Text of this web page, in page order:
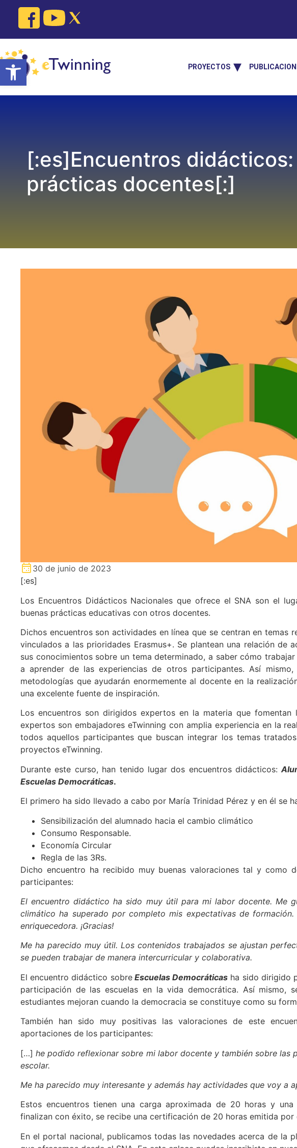
Open toolbar
content
PROYECTOS
[:es]Encuentros
prácticas docentes[:]
30 de junio de 2023
[:es]
Los Encuentros Didácticos Nacionales que ofrece el SNA son el
buenas prácticas educativas con otros docentes.
Dichos encuentros son actividades en línea que se centran en temas
vinculados a las prioridades Erasmus+. Se plantean una relación de
sus conocimientos sobre un tema determinado, a saber cómo
a aprender de las experiencias de otros participantes. Así
metodologías que ayudarán enormemente al docente en la
una excelente fuente de inspiración.
Los encuentros son dirigidos expertos en la materia que
expertos son embajadores eTwinning con amplia experiencia en la
todos aquellos participantes que buscan integrar los temas
proyectos eTwinning.
Durante este curso, han tenido lugar dos encuentros didácticos:
Escuelas Democráticas.
El primero ha sido llevado a cabo por María Trinidad Pérez y en él se
Sensibilización del alumnado hacia el cambio climático
Consumo Responsable.
Economía Circular
Regla de las 3Rs.
Dicho encuentro ha recibido muy buenas valoraciones tal y como
participantes:
El encuentro didáctico ha sido muy útil para mi labor docente. Me
climático ha superado por completo mis expectativas de
enriquecedora. ¡Gracias!
Me ha parecido muy útil. Los contenidos trabajados se ajustan
se pueden trabajar de manera intercurricular y colaborativa.
El encuentro didáctico sobre Escuelas Democráticas ha sido dirigido
participación de las escuelas en la vida democrática. Así mismo,
estudiantes mejoran cuando la democracia se constituye como su
También han sido muy positivas las valoraciones de este
aportaciones de los participantes:
[…]he podido reflexionar sobre mi labor docente y también sobre
escolar.
Me ha parecido muy interesante y además hay actividades que voy a
Estos encuentros tienen una carga aproximada de 20 horas y
finalizan con éxito, se recibe una certificación de 20 horas emitida por
En el portal nacional, publicamos todas las novedades acerca de la